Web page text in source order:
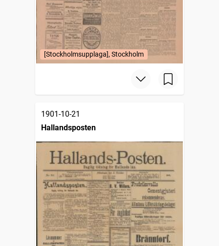
[Stockholmsupplaga], Stockholm
1901-10-21
Hallandsposten